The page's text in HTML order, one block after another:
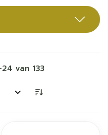
24 van 133